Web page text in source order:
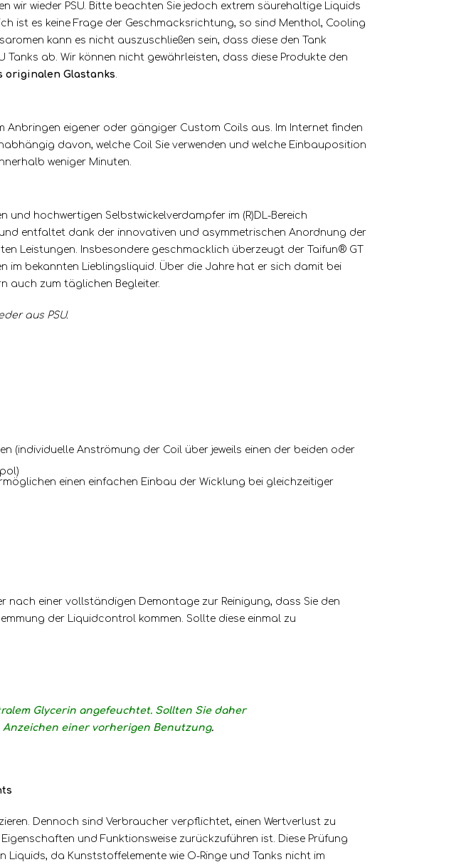
wir wieder PSU. Bitte beachten Sie jedoch extrem säurehaltige Liquids
ist es keine Frage der Geschmacksrichtung, so sind Menthol, Cooling
kann es nicht auszuschließen sein, dass diese den Tank
Tanks ab. Wir können nicht gewährleisten, dass diese Produkte den
originalen Glastanks.
Anbringen eigener oder gängiger Custom Coils aus. Im Internet finden
davon, welche Coil Sie verwenden und welche Einbauposition
weniger Minuten.
hochwertigen Selbstwickelverdampfer im (R)DL-Bereich
entfaltet dank der innovativen und asymmetrischen Anordnung der
Leistungen. Insbesondere geschmacklich überzeugt der Taifun® GT
im bekannten Lieblingsliquid. Über die Jahre hat er sich damit bei
auch zum täglichen Begleiter.
aus PSU.
(individuelle Anströmung der Coil über jeweils einen der beiden oder
einen einfachen Einbau der Wicklung bei gleichzeitiger
nach einer vollständigen Demontage zur Reinigung, dass Sie den
der Liquidcontrol kommen. Sollte diese einmal zu
Glycerin angefeuchtet. Sollten Sie daher
einer vorherigen Benutzung.
Dennoch sind Verbraucher verpflichtet, einen Wertverlust zu
und Funktionsweise zurückzuführen ist. Diese Prüfung
da Kunststoffelemente wie O-Ringe und Tanks nicht im